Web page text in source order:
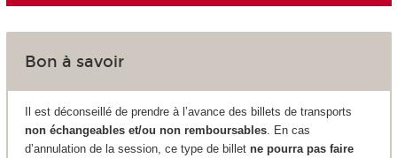
Bon à savoir
Il est déconseillé de prendre à l’avance des billets de transports
non échangeables et/ou non remboursables. En cas
d’annulation de la session, ce type de billet ne pourra pas faire